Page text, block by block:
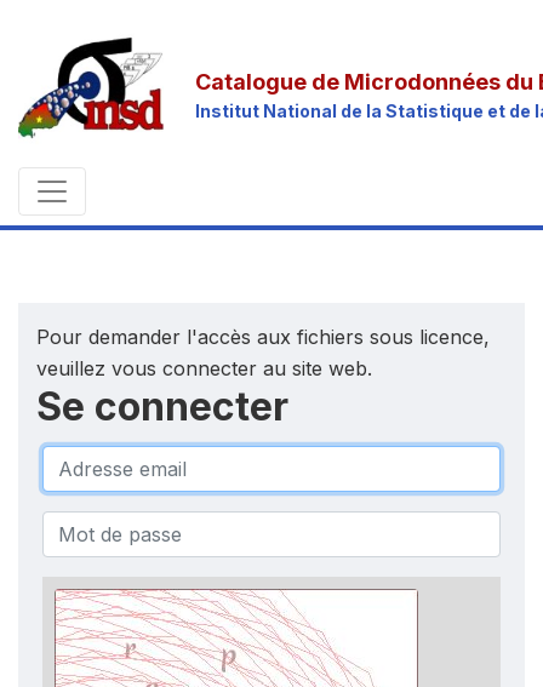
Catalogue de Microdonnées du
Institut National de la Statistique et de
Pour demander l'accès aux fichiers sous licence,
veuillez vous connecter au site web.
Se connecter